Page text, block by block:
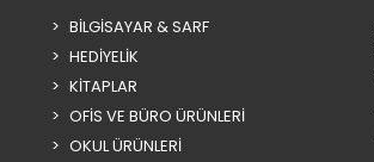
BİLGİSAYAR & SARF
HEDİYELİK
KİTAPLAR
OFİS VE BÜRO ÜRÜNLERİ
OKUL ÜRÜNLERİ